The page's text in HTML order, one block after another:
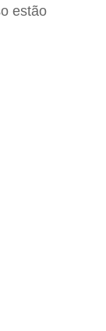
estão